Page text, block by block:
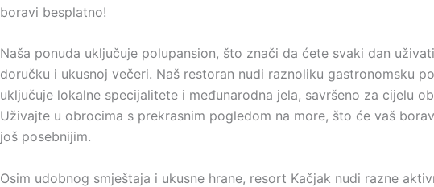
boravi besplatno!
Naša ponuda uključuje polupansion, što znači da ćete svaki dan
doručku i ukusnoj večeri. Naš restoran nudi raznoliku gastronomsku
uključuje lokalne specijalitete i međunarodna jela, savršeno za cijelu
Uživajte u obrocima s prekrasnim pogledom na more, što će vaš
još posebnijim.
Osim udobnog smještaja i ukusne hrane, resort Kačjak nudi razne